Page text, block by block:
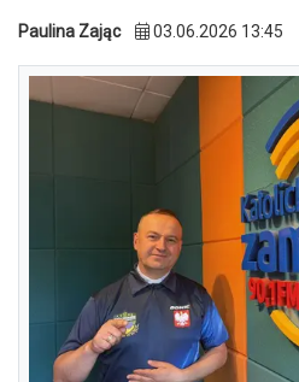
Paulina Zając 03.06.2026 13:45